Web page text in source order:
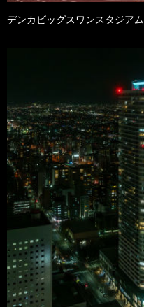
デンカビッグスワンスタジアム